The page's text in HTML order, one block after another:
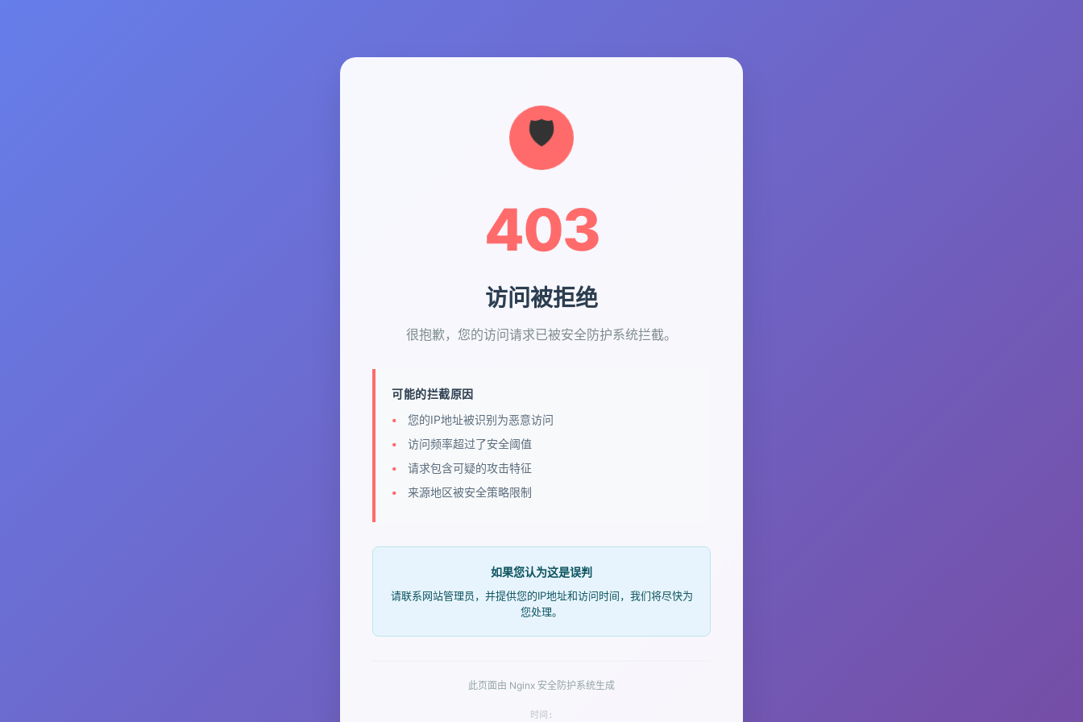
403
访问被拒绝
很抱歉，您的访问请求已被安全防护系统拦截。
可能的拦截原因
您的IP地址被识别为恶意访问
访问频率超过了安全阈值
请求包含可疑的攻击特征
来源地区被安全策略限制
如果您认为这是误判
请联系网站管理员，并提供您的IP地址和访问时间，我们将尽快为
您处理。
此页面由 Nginx 安全防护系统生成
时间: